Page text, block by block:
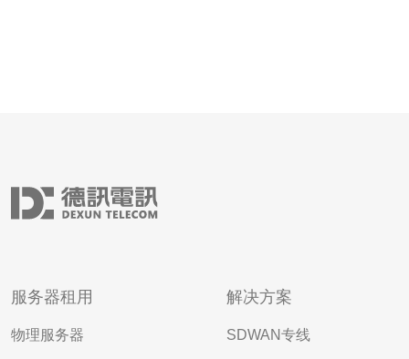
服务器租用
物理服务器
解决方案
SDWAN专线